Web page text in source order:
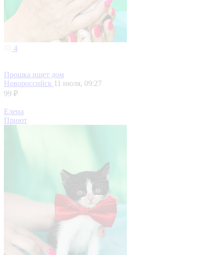
4
Прошка ищет дом
Новороссийск 11 июля, 09:27
99 ₽
Елена
Приют